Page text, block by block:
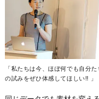
「私たちは今、ほぼ何でも自分
の試みをぜひ体感してほしい!! 」